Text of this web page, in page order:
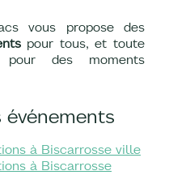
vous propose des
pour tous, et toute
pour des moments
événements
à Biscarrosse ville
à Biscarrosse